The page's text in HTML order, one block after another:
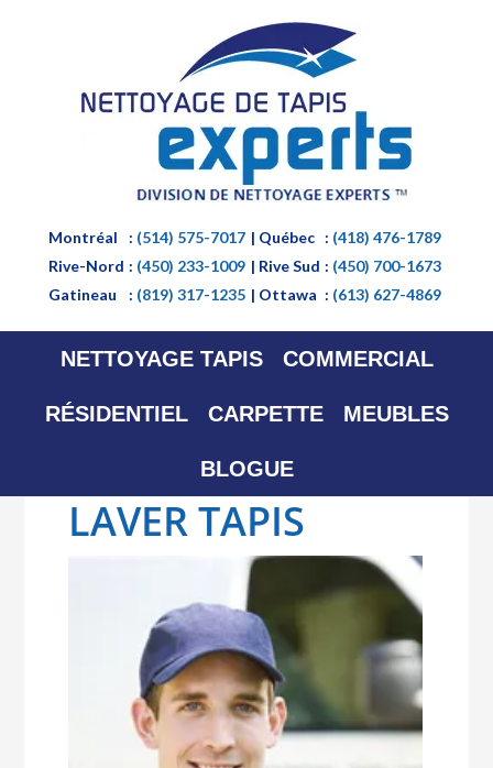
Montréal : (514) 575-7017 | Québec : (418) 476-1789
Rive-Nord : (450) 233-1009 | Rive Sud : (450) 700-1673
Gatineau
: (819) 317-1235 | Ottawa : (613) 627-4869
NETTOYAGE TAPIS COMMERCIAL
RÉSIDENTIEL CARPETTE MEUBLES
BLOGUE
LAVER TAPIS